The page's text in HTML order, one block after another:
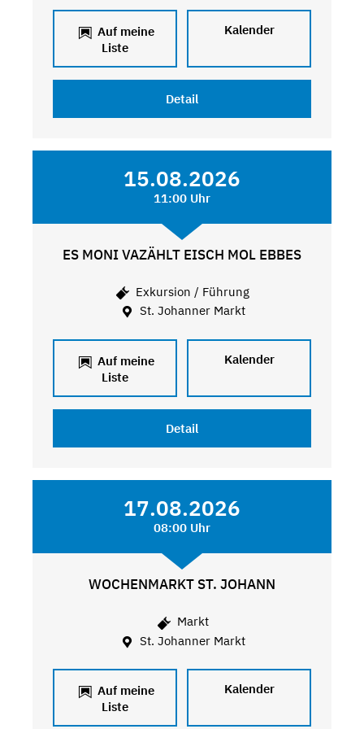
Auf meine
Liste
Kalender
Detail
15.08.2026
11:00 Uhr
ES MONI VAZÄHLT EISCH MOL EBBES
Exkursion / Führung
St. Johanner Markt
Auf meine
Liste
Kalender
Detail
17.08.2026
08:00 Uhr
WOCHENMARKT ST. JOHANN
Markt
St. Johanner Markt
Auf meine
Liste
Kalender